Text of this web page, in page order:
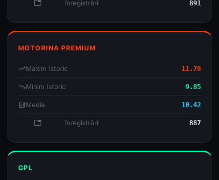
database înregistrări 891
MOTORINA PREMIUM
trending_upMaxim Istoric 11.78
trending_downMinim Istoric 9.85
analyticsMedia 10.42
database înregistrări 887
GPL